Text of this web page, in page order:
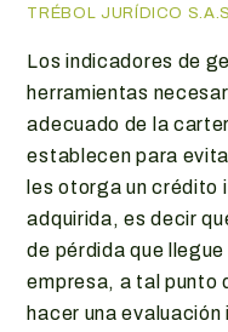
TRÉBOL JURÍDICO
Los indicadores de
herramientas
adecuado de la
establecen para
les otorga un crédito
adquirida, es decir
de pérdida que
empresa, a tal punto
hacer una